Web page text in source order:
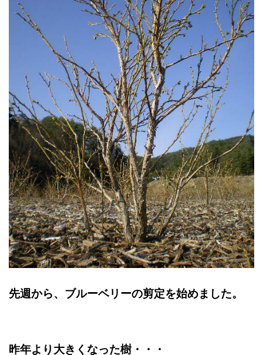
先週から、ブルーベリーの剪定を始めました。
昨年より大きくなった樹・・・